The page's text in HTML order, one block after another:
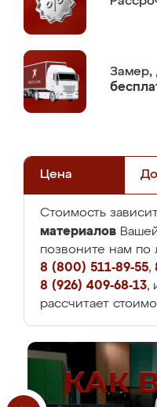
Замер,
Цена
Стоимость
материалов
позвоните нам
8 (800) 511-89-55,
8 (926) 409-68-13,
рассчитает